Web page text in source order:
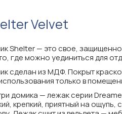
Velvet
Shelter — это свое,
где можно уединиться для
сделан из МДФ. Покрыт
только в
домика — лежак серии
крепкий, приятный на